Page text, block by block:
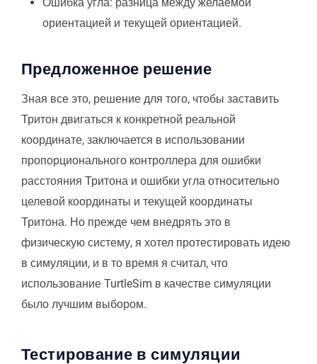
ориентацией и текущей ориентацией.
Предложенное решение
Зная все это, решение для того, чтобы заставить
Тритон двигаться к конкретной реальной
координате, заключается в использовании
пропорционального контроллера для ошибки
расстояния Тритона и ошибки угла относительно
целевой координаты и текущей координаты
Тритона. Но прежде чем внедрять это в
физическую систему, я хотел протестировать идею
в симуляции, и в то время я считал, что
использование TurtleSim в качестве симуляции
было лучшим выбором.
Тестирование в симуляции